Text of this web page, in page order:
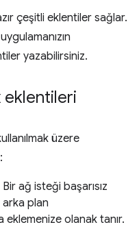
çeşitli eklentiler sağlar.
yazabilirsiniz.
eklentileri
üzere
Bir ağ isteği başarısız
plan
olanak tanır.